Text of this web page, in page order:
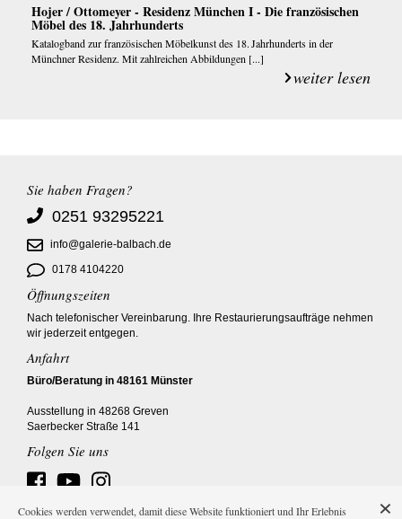
Hojer / Ottomeyer - Residenz München I - Die französischen
Möbel des 18. Jahrhunderts
Katalogband zur französischen Möbelkunst des 18. Jahrhunderts in der
Münchner Residenz. Mit zahlreichen Abbildungen [...]
weiter lesen
Sie haben Fragen?
0251 93295221
info@galerie-balbach.de
0178 4104220
Öffnungszeiten
Nach telefonischer Vereinbarung. Ihre Restaurierungsaufträge nehmen
wir jederzeit entgegen.
Anfahrt
Büro/Beratung in 48161 Münster
Ausstellung in 48268 Greven
Saerbecker Straße 141
Folgen Sie uns
Cookies werden verwendet, damit diese Website funktioniert und Ihr Erlebnis